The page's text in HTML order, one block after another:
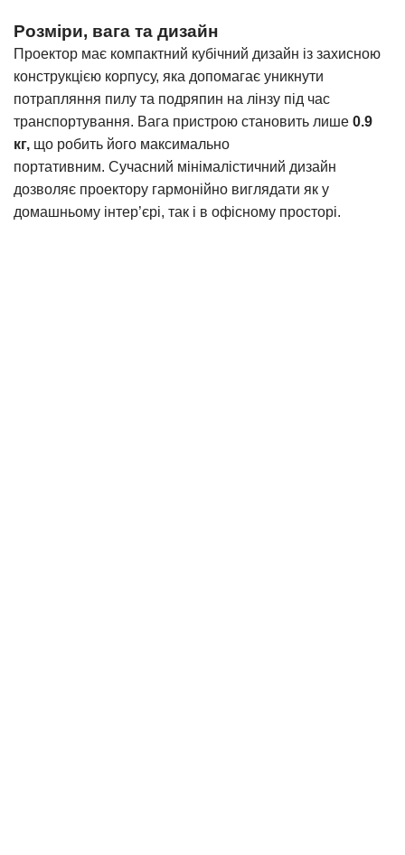
Розміри, вага та дизайн
Проектор має компактний кубічний дизайн із захисною
конструкцією корпусу, яка допомагає уникнути
потрапляння пилу та подряпин на лінзу під час
транспортування. Вага пристрою становить лише 0.9
кг, що робить його максимально
портативним. Сучасний мінімалістичний дизайн
дозволяє проектору гармонійно виглядати як у
домашньому інтер’єрі, так і в офісному просторі.